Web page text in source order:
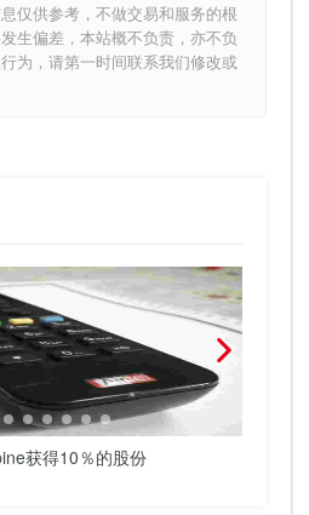
仅供参考，不做交易和服务的根
生偏差，本站概不负责，亦不负
为，请第一时间联系我们修改或
获得10％的股份